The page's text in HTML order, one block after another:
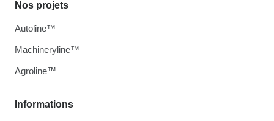
Informations
Nos projets
Autoline™
Machineryline™
Agroline™